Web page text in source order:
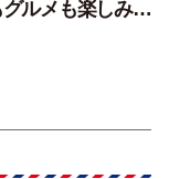
ルメも楽しみ尽